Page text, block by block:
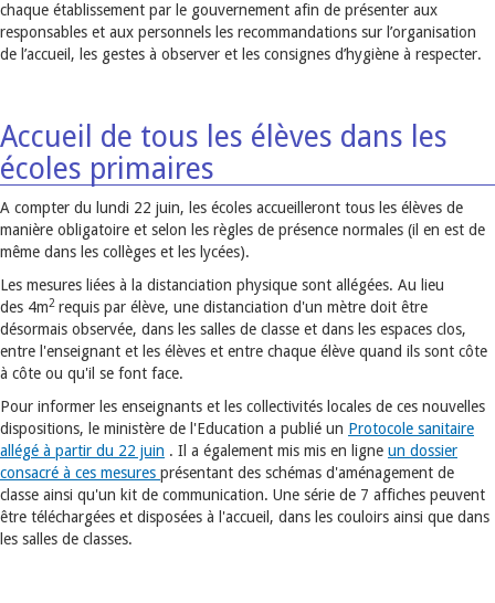
chaque établissement par le gouvernement afin de présenter aux
responsables et aux personnels les recommandations sur l’organisation
de l’accueil, les gestes à observer et les consignes d’hygiène à respecter.
Accueil de tous les élèves dans les
écoles primaires
A compter du lundi 22 juin, les écoles accueilleront tous les élèves de
manière obligatoire et selon les règles de présence normales (il en est de
même dans les collèges et les lycées).
Les mesures liées à la distanciation physique sont allégées. Au lieu
des 4m2 requis par élève, une distanciation d'un mètre doit être
désormais observée, dans les salles de classe et dans les espaces clos,
entre l'enseignant et les élèves et entre chaque élève quand ils sont côte
à côte ou qu'il se font face.
Pour informer les enseignants et les collectivités locales de ces nouvelles
dispositions, le ministère de l'Education a publié un Protocole sanitaire
allégé à partir du 22 juin . Il a également mis mis en ligne un dossier
consacré à ces mesures présentant des schémas d'aménagement de
classe ainsi qu'un kit de communication. Une série de 7 affiches peuvent
être téléchargées et disposées à l'accueil, dans les couloirs ainsi que dans
les salles de classes.